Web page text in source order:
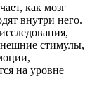
как мозг
внутри него.
стимулы,
на уровне